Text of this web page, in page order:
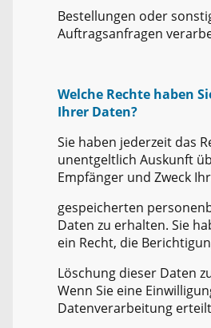
Bestellungen oder
Auftragsanfragen
Welche Rechte haben
Ihrer Daten?
Sie haben jederzeit das
unentgeltlich Auskunft
Empfänger und Zweck
gespeicherten
Daten zu erhalten. Sie
ein Recht, die
Löschung dieser Daten
Wenn Sie eine
Datenverarbeitung